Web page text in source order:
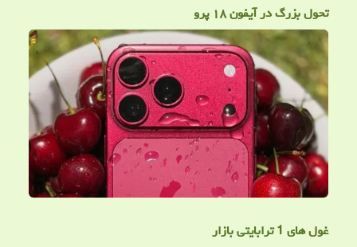
تحول بزرگ در آیفون ۱۸ پرو
غول های 1 ترابایتی بازار